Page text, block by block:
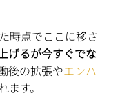
時点でここに移さ
げるが今すぐでな
後の拡張やエンハ
す。